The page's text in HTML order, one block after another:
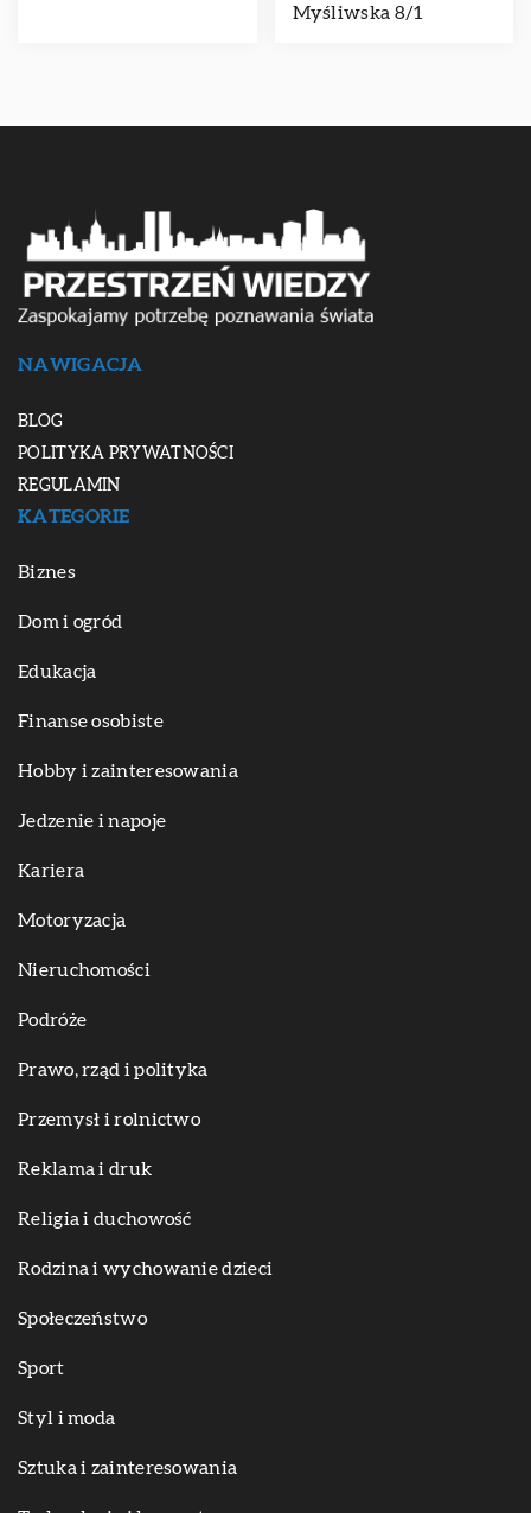
Myśliwska 8/1
NAWIGACJA
BLOG
POLITYKA PRYWATNOŚCI
REGULAMIN
KATEGORIE
Biznes
Dom i ogród
Edukacja
Finanse osobiste
Hobby i zainteresowania
Jedzenie i napoje
Kariera
Motoryzacja
Nieruchomości
Podróże
Prawo, rząd i polityka
Przemysł i rolnictwo
Reklama i druk
Religia i duchowość
Rodzina i wychowanie dzieci
Społeczeństwo
Sport
Styl i moda
Sztuka i zainteresowania